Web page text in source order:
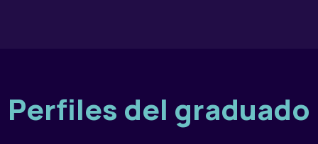
Perfiles del graduado